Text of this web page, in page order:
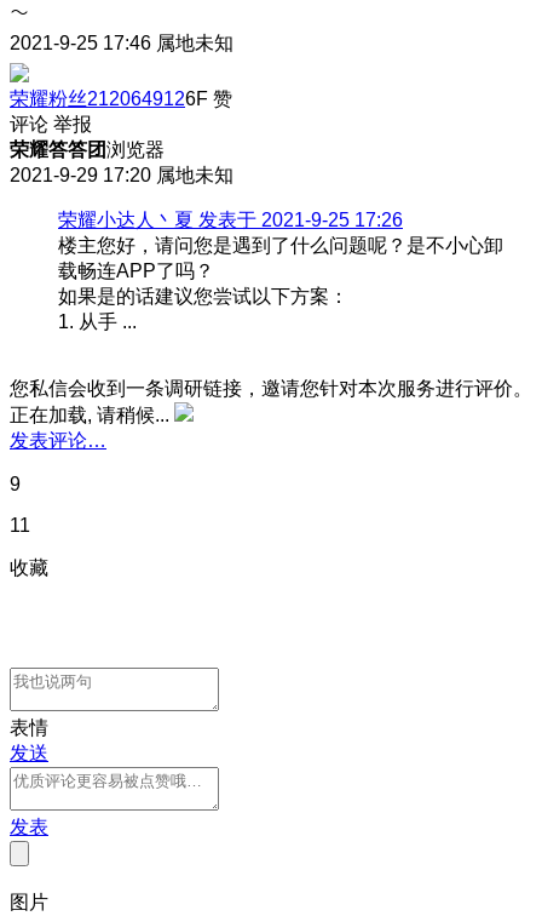
～
2021-9-25 17:46 属地未知
荣耀粉丝2120649126F 赞
评论 举报
荣耀答答团浏览器
2021-9-29 17:20 属地未知
荣耀小达人丶夏 发表于 2021-9-25 17:26
楼主您好，请问您是遇到了什么问题呢？是不小心卸
载畅连APP了吗？
如果是的话建议您尝试以下方案：
1. 从手 ...
您私信会收到一条调研链接，邀请您针对本次服务进行评价。
正在加载, 请稍候...
发表评论…
9
11
收藏
表情
发送
发表
图片